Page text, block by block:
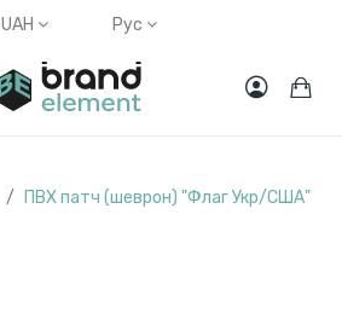
UAH Рус
ПВХ патч (шеврон) "Флаг Укр/США"